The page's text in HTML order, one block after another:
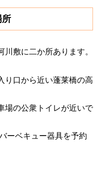
所
敷に二か所あります。
り口から近い蓬莱橋の高
場の公衆トイレが近いで
ーベキュー器具を予約